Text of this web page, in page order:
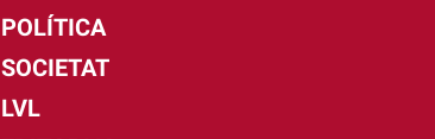
POLÍTICA
SOCIETAT
LVL